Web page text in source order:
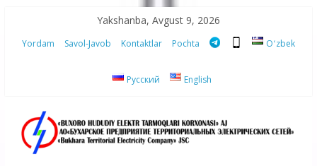
content
Yakshanba, Avgust 9, 2026
Yordam Savol-Javob Kontaktlar Pochta Oʻzbek
Русский English